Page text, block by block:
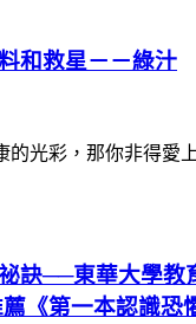
和救星－－綠汁
的光彩，那你非得愛
訣──東華大學教
《第一本認識恐